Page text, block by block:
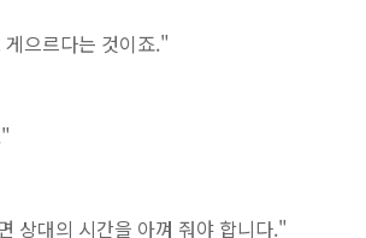
으르다는 것이죠."
상대의 시간을 아껴 줘야 합니다."